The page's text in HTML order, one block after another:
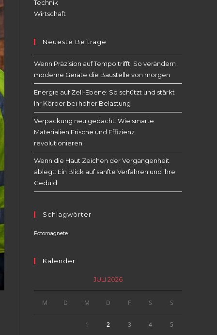
Technik
Wirtschaft
Neueste Beiträge
Wenn Präzision auf Tempo trifft: So verändern
moderne Geräte die Baustelle von morgen
Energie auf Zell-Ebene: So schützt und stärkt
Ihr Körper bei hoher Belastung
Verpackung neu gedacht: Wie smarte
Materialien Frische und Effizienz
revolutionieren
Wenn die Haut Zeichen der Vergangenheit
ablegt: Ein Blick auf sanfte Verfahren und ihre
Geduld
Schlagwörter
Fotomagnete
Kalender
JULI 2026
M D M D F S S
1 2 3 4 5